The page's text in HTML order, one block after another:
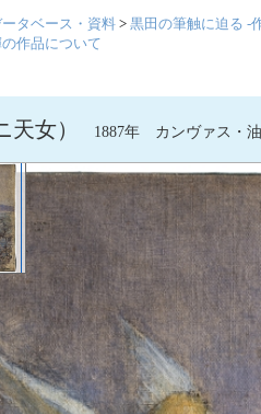
タベース・資料 > 黒田の筆触に迫る -
作品について
女） 1887年 カンヴァス・